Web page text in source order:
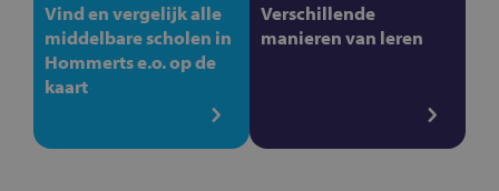
Vind en vergelijk alle
middelbare scholen in
Hommerts e.o. op de
kaart
Verschillende
manieren van leren